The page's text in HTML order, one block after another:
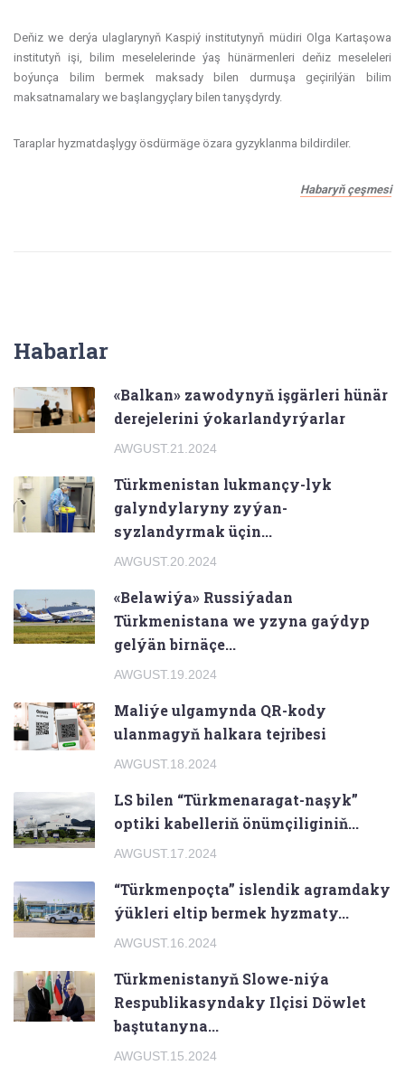
Deňiz we derýa ulaglarynyň Kaspiý institutynyň müdiri Olga Kartaşowa
institutyň işi, bilim meselelerinde ýaş hünärmenleri deňiz meseleleri
boýunça bilim bermek maksady bilen durmuşa geçirilýän bilim
maksatnamalary we başlangyçlary bilen tanyşdyrdy.
Taraplar hyzmatdaşlygy ösdürmäge özara gyzyklanma bildirdiler.
Habaryň çeşmesi
Habarlar
«Balkan» zawodynyň işgärleri hünär
derejelerini ýokarlandyrýarlar
AWGUST.21.2024
Türkmenistan lukmançy-lyk
galyndylaryny zyýan-
syzlandyrmak üçin...
AWGUST.20.2024
«Belawiýa» Russiýadan
Türkmenistana we yzyna gaýdyp
gelýän birnäçe...
AWGUST.19.2024
Maliýe ulgamynda QR-kody
ulanmagyň halkara tejribesi
AWGUST.18.2024
LS bilen “Türkmenaragat-naşyk”
optiki kabelleriň önümçiliginiň...
AWGUST.17.2024
“Türkmenpoçta” islendik agramdaky
ýükleri eltip bermek hyzmaty...
AWGUST.16.2024
Türkmenistanyň Slowe-niýa
Respublikasyndaky Ilçisi Döwlet
baştutanyna...
AWGUST.15.2024